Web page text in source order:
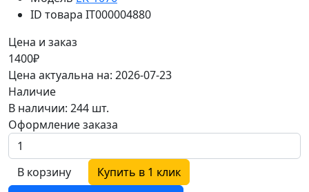
ID товара IT000004880
Цена и заказ
1400₽
Цена актуальна на: 2026-07-23
Наличие
В наличии: 244 шт.
Оформление заказа
В корзину
Купить в 1 клик